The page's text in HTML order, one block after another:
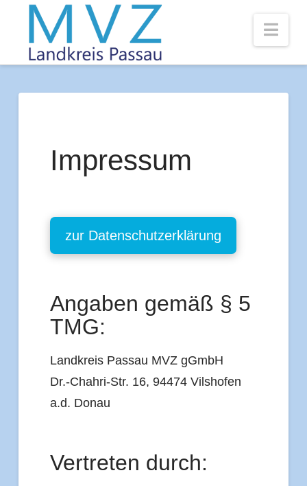
Impressum
zur Datenschutzerklärung
Angaben gemäß § 5
TMG:
Landkreis Passau MVZ gGmbH
Dr.-Chahri-Str. 16, 94474 Vilshofen
a.d. Donau
Vertreten durch: